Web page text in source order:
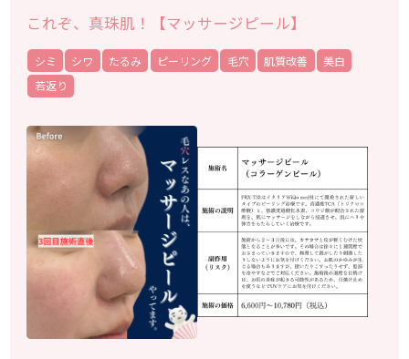
これぞ、真珠肌！【マッサージピール】
シミ シワ たるみ ピーリング 毛穴 肌質改善
美白
若返り